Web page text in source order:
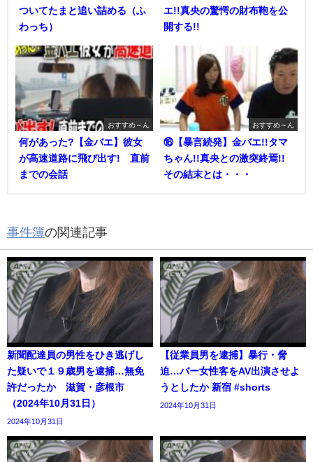
ついてたまと追い詰める（ふ
わっち）
エ!!真央の驚愕の財布鞄を公
開する!!
おすすめ～ん
何があった?【金バエ】彼女
が高速道路に飛び出す! 直前
までの会話
おすすめ～ん
⑯【暴言続発】金バエ!!タマ
ちゃん!!真央との激突終焉!!
その結末とは・・・
事件簿の関連記事
新聞配達員の男性をひき逃げし
た疑いで１９歳男を逮捕…無免
許だったか 滋賀・彦根市
（2024年10月31日）
2024年10月31日
【従業員男を逮捕】暴行・脅
迫…バー女性客をAV出演させよ
うとしたか 新宿 #shorts
2024年10月31日